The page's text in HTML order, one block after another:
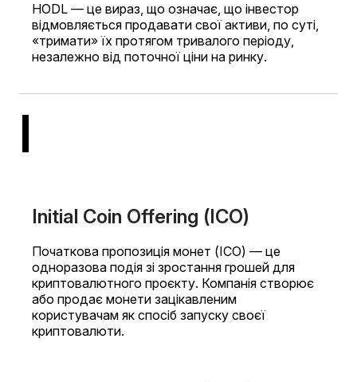
HODL — це вираз, що означає, що інвестор
відмовляється продавати свої активи, по суті,
«тримати» їх протягом тривалого періоду,
незалежно від поточної ціни на ринку.
I
Initial Coin Offering (ICO)
Початкова пропозиція монет (ICO) — це
одноразова подія зі зростання грошей для
криптовалютного проєкту. Компанія створює
або продає монети зацікавленим
користувачам як спосіб запуску своєї
криптовалюти.